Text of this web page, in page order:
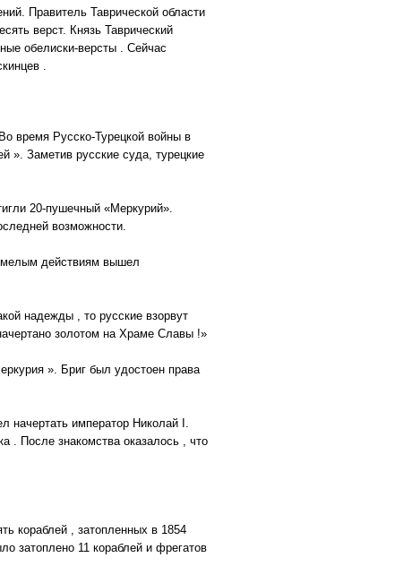
Правитель Таврической области
верст. Князь Таврический
обелиски-версты . Сейчас
.
время Русско-Турецкой войны в
». Заметив русские суда, турецкие
20-пушечный «Меркурий».
возможности.
действиям вышел
надежды , то русские взорвут
золотом на Храме Славы !»
». Бриг был удостоен права
начертать император Николай I.
. После знакомства оказалось , что
кораблей , затопленных в 1854
затоплено 11 кораблей и фрегатов